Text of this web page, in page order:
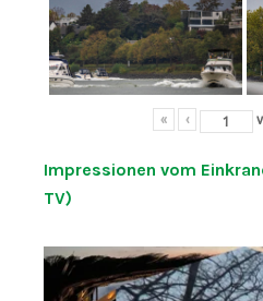
« ‹
Impressionen vom
TV)